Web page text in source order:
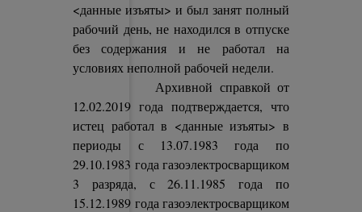
<данные изъяты> и был занят полный
рабочий день, не находился в отпуске
без содержания и не работал на
условиях неполной рабочей недели.
Архивной справкой от
12.02.2019 года подтверждается, что
истец работал в <данные изъяты> в
периоды с 13.07.1983 года по
29.10.1983 года газоэлектросварщиком
3 разряда, с 26.11.1985 года по
15.12.1989 года газоэлектросварщиком